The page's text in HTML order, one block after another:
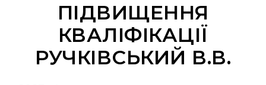
ПІДВИЩЕННЯ
КВАЛІФІКАЦІЇ
РУЧКІВСЬКИЙ В.В.